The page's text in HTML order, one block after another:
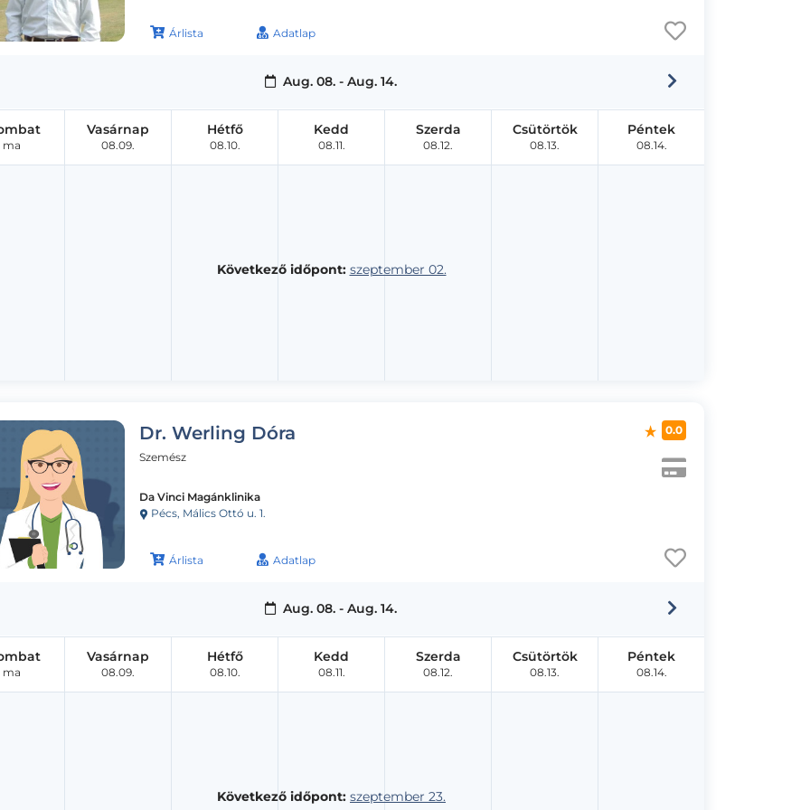
Árlista Adatlap
Aug. 08. - Aug. 14.
Következő időpont: szeptember 02.
ma
Vasárnap
08.09.
Hétfő
08.10.
Kedd
08.11.
Szerda
08.12.
Csütörtök
08.13.
Péntek
08.14.
Dr. Werling Dóra
Szemész
Da Vinci Magánklinika
Pécs, Málics Ottó u. 1.
Árlista Adatlap
0.0
Aug. 08. - Aug. 14.
Következő időpont: szeptember 23.
ma
Vasárnap
08.09.
Hétfő
08.10.
Kedd
08.11.
Szerda
08.12.
Csütörtök
08.13.
Péntek
08.14.